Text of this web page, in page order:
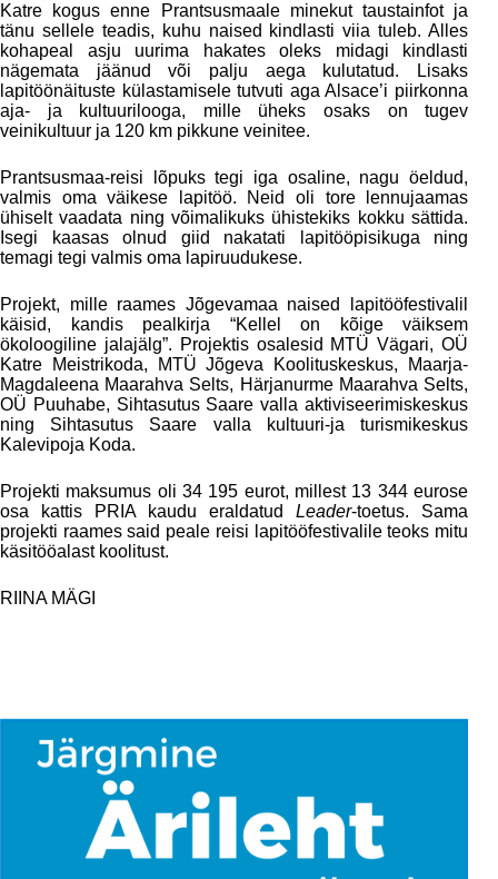
Katre kogus enne Prantsusmaale minekut taustainfot ja
tänu sellele teadis, kuhu naised kindlasti viia tuleb. Alles
kohapeal asju uurima hakates oleks midagi kindlasti
nägemata jäänud või palju aega kulutatud. Lisaks
lapitöönäituste külastamisele tutvuti aga Alsace’i piirkonna
aja- ja kultuurilooga, mille üheks osaks on tugev
veinikultuur ja 120 km pikkune veinitee.
Prantsusmaa-reisi lõpuks tegi iga osaline, nagu öeldud,
valmis oma väikese lapitöö. Neid oli tore lennujaamas
ühiselt vaadata ning võimalikuks ühistekiks kokku sättida.
Isegi kaasas olnud giid nakatati lapitööpisikuga ning
temagi tegi valmis oma lapiruudukese.
Projekt, mille raames Jõgevamaa naised lapitööfestivalil
käisid, kandis pealkirja “Kellel on kõige väiksem
ökoloogiline jalajälg”. Projektis osalesid MTÜ Vägari, OÜ
Katre Meistrikoda, MTÜ Jõgeva Koolituskeskus, Maarja-
Magdaleena Maarahva Selts, Härjanurme Maarahva Selts,
OÜ Puuhabe, Sihtasutus Saare valla aktiviseerimiskeskus
ning Sihtasutus Saare valla kultuuri-ja turismikeskus
Kalevipoja Koda.
Projekti maksumus oli 34 195 eurot, millest 13 344 eurose
osa kattis PRIA kaudu eraldatudLeader-toetus. Sama
projekti raames said peale reisi lapitööfestivalile teoks mitu
käsitööalast koolitust.
RIINA MÄGI